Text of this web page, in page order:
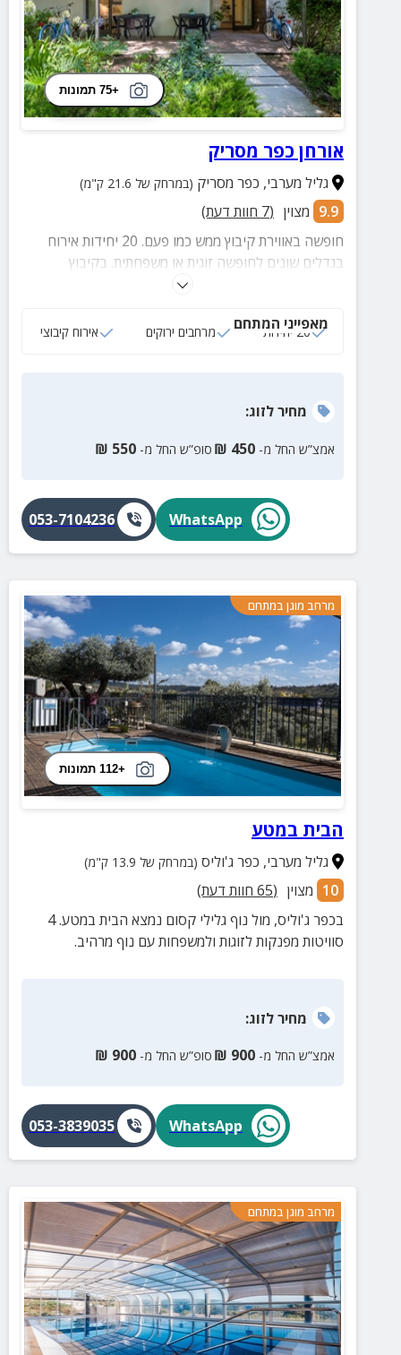
+75 תמונות
אורחן כפר מסריק
גליל מערבי, כפר מסריק (במרחק של 21.6 ק"מ)
9.9 מצוין (
7 חוות דעת)
חופשה באווירת קיבוץ ממש כמו פעם. 20 יחידות אירוח
בגדלים שונים לחופשה זוגית או משפחתית. בקיבוץ
מאפייני המתחם
20 יחידות מרחבים ירוקים אירוח קיבוצי
מחירלזוג:
אמצ”ש החל מ- 450
₪ סופ”ש החל מ- 550
₪
WhatsApp
053-7104236
מרחב מוגן במתחם
+112 תמונות
הבית במטע
גליל מערבי, כפר ג'וליס (במרחק של 13.9 ק"מ)
10 מצוין (
65 חוות דעת)
בכפר ג'וליס, מול נוף גלילי קסום נמצא הבית במטע. 4
סוויטות מפנקות לזוגות ולמשפחות עם נוף מרהיב.
מחירלזוג:
אמצ”ש החל מ- 900
₪ סופ”ש החל מ- 900
₪
WhatsApp
053-3839035
מרחב מוגן במתחם